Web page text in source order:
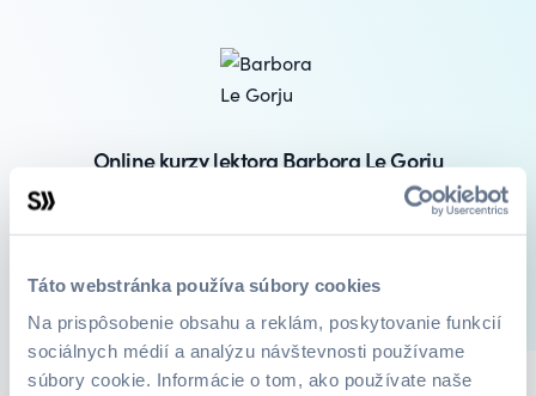
Táto webstránka používa súbory cookies
Na prispôsobenie obsahu a reklám, poskytovanie funkcií
sociálnych médií a analýzu návštevnosti používame
súbory cookie. Informácie o tom, ako používate naše
Online kurzy lektora Barbora Le Gorju
Kurzy O mne